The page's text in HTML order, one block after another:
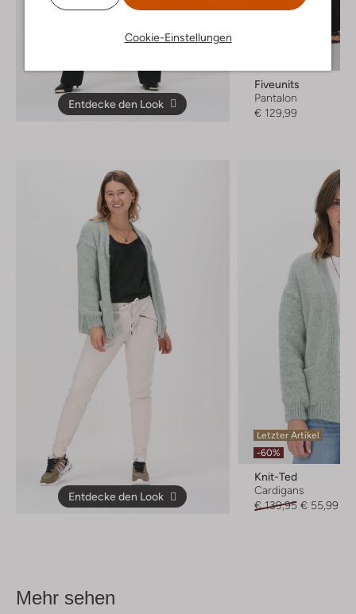
Cookie-Einstellungen
Entdecke den Look
Fiveunits
Pantalon
€ 129,99
Entdecke den Look
Letzter Artikel
-60%
Knit-Ted
Cardigans
€ 139,95 € 55,99
Mehr sehen